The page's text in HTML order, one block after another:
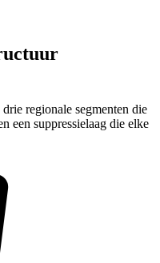
regionale segmenten die
een suppressielaag die elke